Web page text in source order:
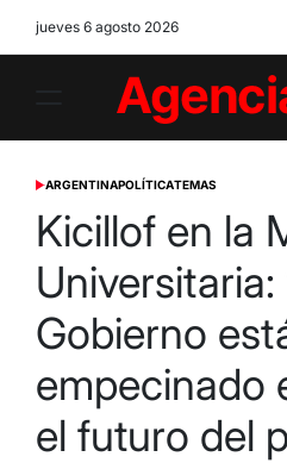
jueves 6 agosto 2026
Zero
POSTED
ARGENTINAPOLÍTICATEMAS
Kicillof en la
Universitaria:
Gobierno
empecinado
el futuro del